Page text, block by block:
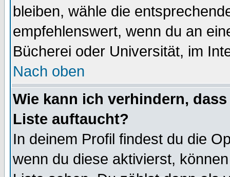
bleiben, wähle die
empfehlenswert, wenn du an
Bücherei oder Universität, im
Nach oben
Wie kann ich verhindern,
Liste auftaucht?
In deinem Profil findest du die
wenn du diese aktivierst,